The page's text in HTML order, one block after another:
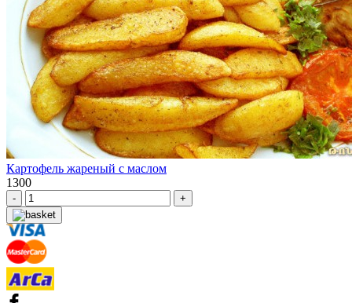
Картофель жареный с маслом
1300
- +